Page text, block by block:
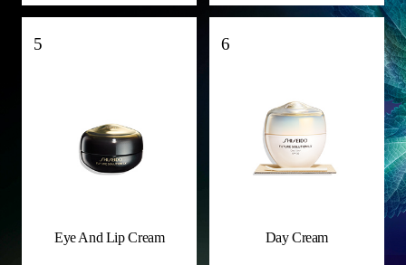
5
Eye And Lip Cream
6
Day Cream